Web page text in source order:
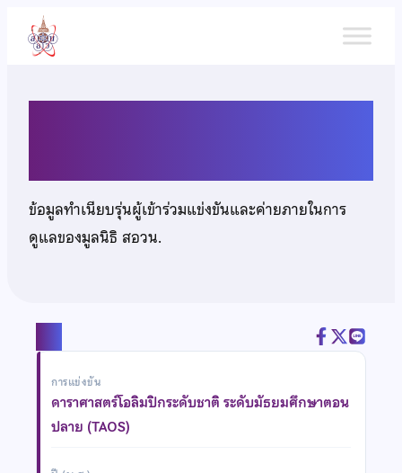
เนื้อหา
ข้อมูลทำเนียบรุ่นผู้เข้าร่วมแข่งขันและค่ายภายในการ
ดูแลของมูลนิธิ สอวน.
การแข่งขัน
ดาราศาสตร์โอลิมปิกระดับชาติ ระดับมัธยมศึกษาตอน
ปลาย (TAOS)